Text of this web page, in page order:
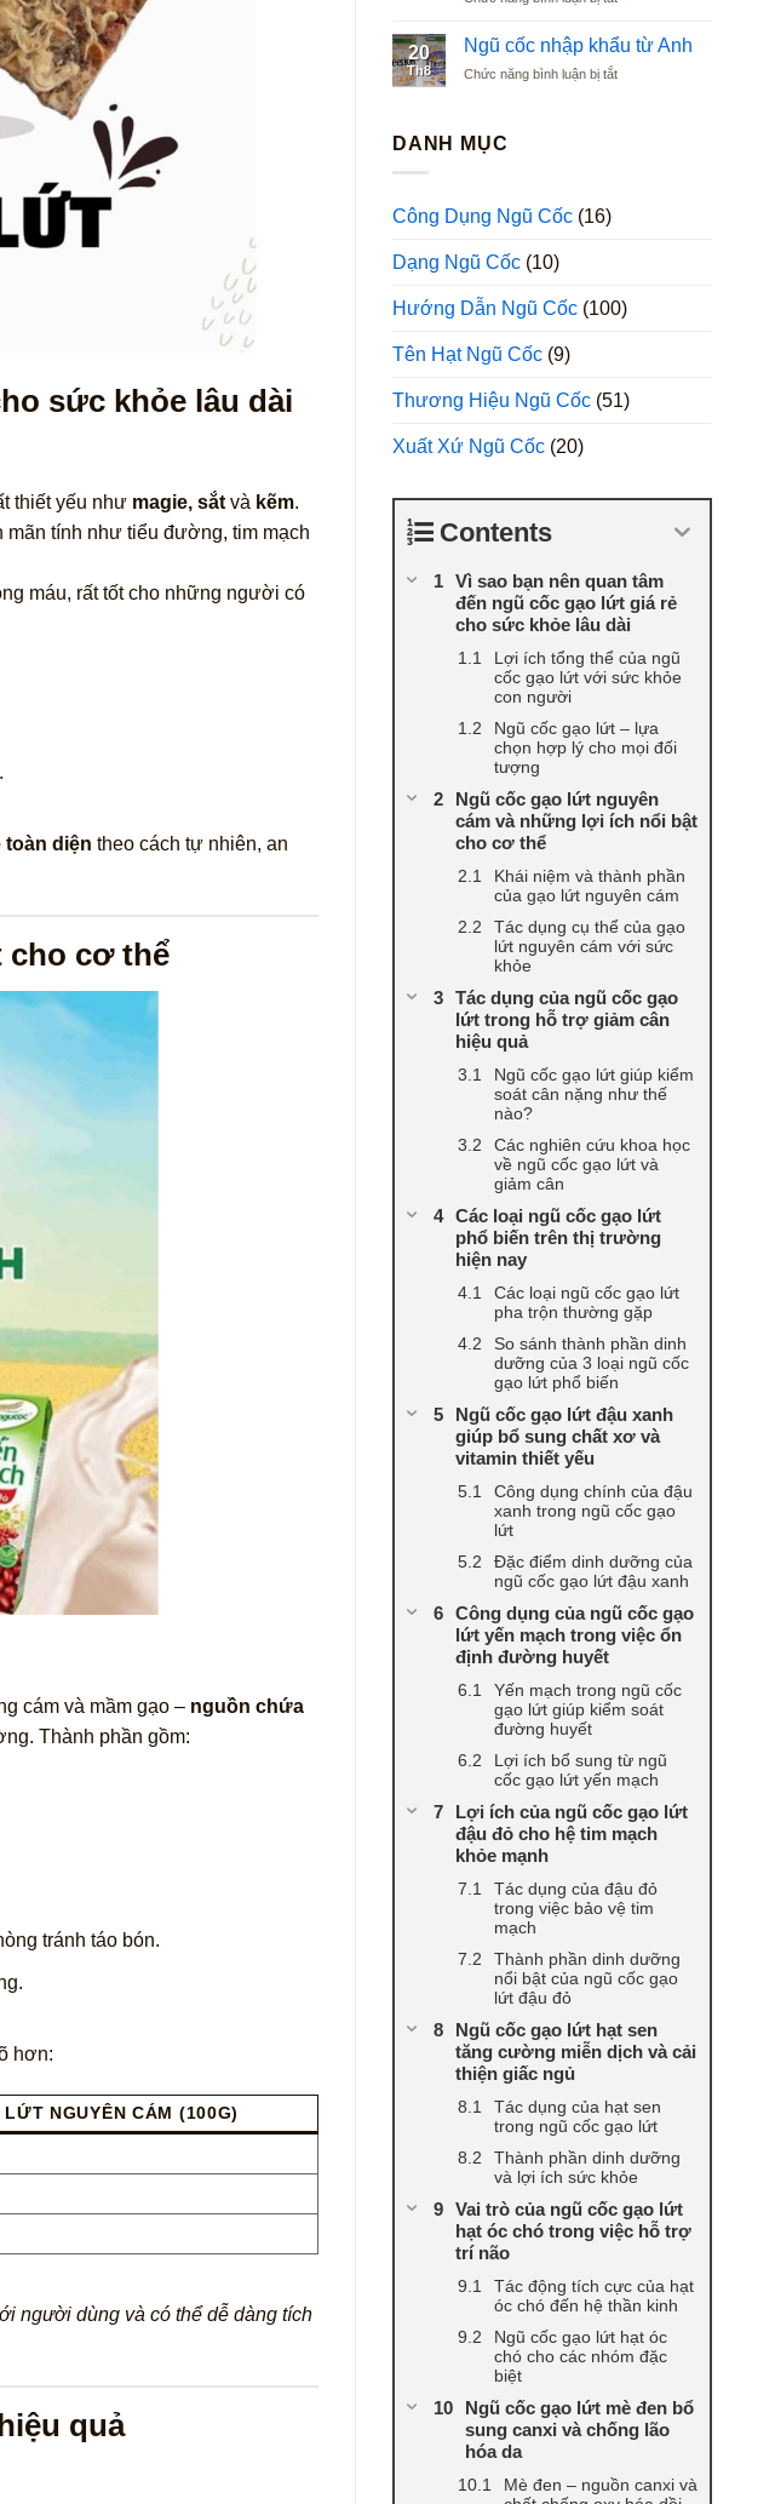
sức khỏe lâu dài
thiết yếu như magie, sắt và kẽm.
tính như tiểu đường, tim mạch
máu, rất tốt cho những người có
toàn diện theo cách tự nhiên, an
cho cơ thể
cám và mầm gạo – nguồn chứa
Thành phần gồm:
tránh táo bón.
hơn:
LỨT NGUYÊN CÁM (100G)
người dùng và có thể dễ dàng tích
quả
cốc
khẩu
20
Th8
Ngũ cốc nhập khẩu từ Anh
Chức năng bình luận bị tắtở
DANH MỤC
Công Dụng Ngũ Cốc (16)
Dạng Ngũ Cốc (10)
Hướng Dẫn Ngũ Cốc (100)
Tên Hạt Ngũ Cốc (9)
Thương Hiệu Ngũ Cốc (51)
Xuất Xứ Ngũ Cốc (20)
Contents
Vì sao bạn nên quan tâm
đến ngũ cốc gạo lứt giá rẻ
cho sức khỏe lâu dài
Lợi ích tổng thể của ngũ
cốc gạo lứt với sức khỏe
con người
Ngũ cốc gạo lứt – lựa
chọn hợp lý cho mọi đối
tượng
Ngũ cốc gạo lứt nguyên
cám và những lợi ích nổi bật
cho cơ thể
Khái niệm và thành phần
của gạo lứt nguyên cám
Tác dụng cụ thể của gạo
lứt nguyên cám với sức
khỏe
Tác dụng của ngũ cốc gạo
lứt trong hỗ trợ giảm cân
hiệu quả
Ngũ cốc gạo lứt giúp kiểm
soát cân nặng như thế
nào?
Các nghiên cứu khoa học
về ngũ cốc gạo lứt và
giảm cân
Các loại ngũ cốc gạo lứt
phổ biến trên thị trường
hiện nay
Các loại ngũ cốc gạo lứt
pha trộn thường gặp
So sánh thành phần dinh
dưỡng của 3 loại ngũ cốc
gạo lứt phổ biến
Ngũ cốc gạo lứt đậu xanh
giúp bổ sung chất xơ và
vitamin thiết yếu
Công dụng chính của đậu
xanh trong ngũ cốc gạo
lứt
Đặc điểm dinh dưỡng của
ngũ cốc gạo lứt đậu xanh
Công dụng của ngũ cốc gạo
lứt yến mạch trong việc ổn
định đường huyết
Yến mạch trong ngũ cốc
gạo lứt giúp kiểm soát
đường huyết
Lợi ích bổ sung từ ngũ
cốc gạo lứt yến mạch
Lợi ích của ngũ cốc gạo lứt
đậu đỏ cho hệ tim mạch
khỏe mạnh
Tác dụng của đậu đỏ
trong việc bảo vệ tim
mạch
Thành phần dinh dưỡng
nổi bật của ngũ cốc gạo
lứt đậu đỏ
Ngũ cốc gạo lứt hạt sen
tăng cường miễn dịch và cải
thiện giấc ngủ
Tác dụng của hạt sen
trong ngũ cốc gạo lứt
Thành phần dinh dưỡng
và lợi ích sức khỏe
Vai trò của ngũ cốc gạo lứt
hạt óc chó trong việc hỗ trợ
trí não
Tác động tích cực của hạt
óc chó đến hệ thần kinh
Ngũ cốc gạo lứt hạt óc
chó cho các nhóm đặc
biệt
Ngũ cốc gạo lứt mè đen bổ
sung canxi và chống lão
hóa da
Mè đen – nguồn canxi và